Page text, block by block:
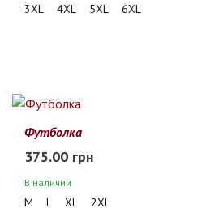
3XL 4XL 5XL 6XL
Футболка
375.00 грн
В наличии
M L XL 2XL